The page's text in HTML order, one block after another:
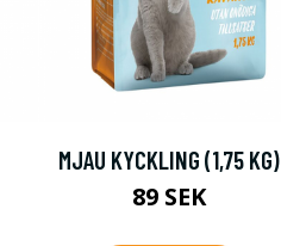
MJAU KYCKLING (1,75 KG)
89 SEK